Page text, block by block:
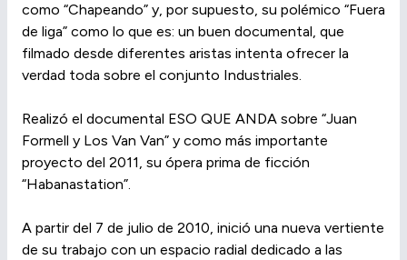
como “Chapeando” y, por supuesto, su polémico “Fuera
de liga” como lo que es: un buen documental, que
filmado desde diferentes aristas intenta ofrecer la
verdad toda sobre el conjunto Industriales.
Realizó el documental ESO QUE ANDA sobre “Juan
Formell y Los Van Van” y como más importante
proyecto del 2011, su ópera prima de ficción
“Habanastation”.
A partir del 7 de julio de 2010, inició una nueva vertiente
de su trabajo con un espacio radial dedicado a las